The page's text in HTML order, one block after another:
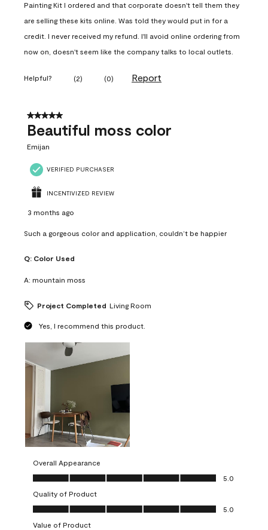
Painting Kit I ordered and that corporate doesn't tell them they
are selling these kits online. Was told they would put in for a
credit. I never received my refund. I'll avoid online ordering from
now on, doesn't seem like the company talks to local outlets.
Helpful? (2) (0) Report
5 out of 5 stars.
Beautiful moss color
Emijan
VERIFIED PURCHASER
INCENTIVIZED REVIEW
3 months ago
Such a gorgeous color and application, couldn’t be happier
Q: Color Used
A: mountain moss
Project Completed Living Room
Yes, I recommend this product.
Overall Appearance
Overall Appearance, 5.0 out of 5
5.0
Quality of Product
Quality of Product, 5.0 out of 5
5.0
Value of Product